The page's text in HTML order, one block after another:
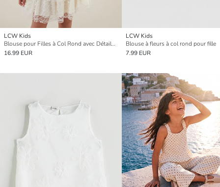
LCW Kids
Blouse pour Filles à Col Rond avec Détails en Dentelle
16.99 EUR
LCW Kids
Blouse à fleurs à col rond pour fille
7.99 EUR